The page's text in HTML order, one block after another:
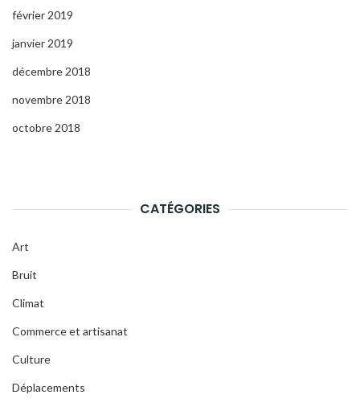
février 2019
janvier 2019
décembre 2018
novembre 2018
octobre 2018
CATÉGORIES
Art
Bruit
Climat
Commerce et artisanat
Culture
Déplacements